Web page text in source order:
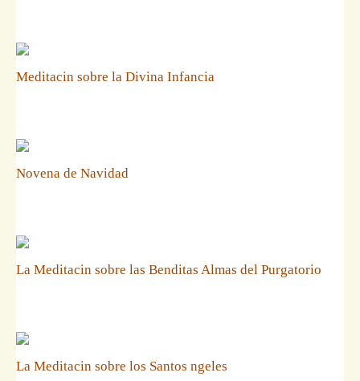
Meditacin sobre la Divina Infancia
Novena de Navidad
La Meditacin sobre las Benditas Almas del Purgatorio
La Meditacin sobre los Santos ngeles